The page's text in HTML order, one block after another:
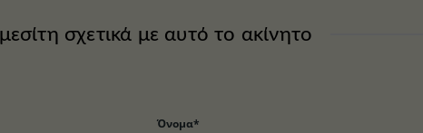
σχετικά με αυτό το ακίνητο
Όνομα*